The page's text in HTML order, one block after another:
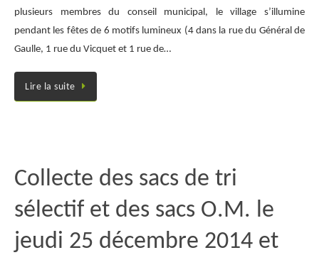
plusieurs membres du conseil municipal, le village s’illumine
pendant les fêtes de 6 motifs lumineux (4 dans la rue du Général de
Gaulle, 1 rue du Vicquet et 1 rue de…
Lire la suite
Collecte des sacs de tri
sélectif et des sacs O.M. le
jeudi 25 décembre 2014 et